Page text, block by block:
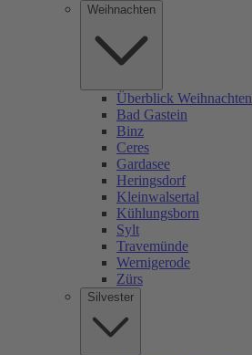
Weihnachten
Überblick Weihnachten
Bad Gastein
Binz
Ceres
Gardasee
Heringsdorf
Kleinwalsertal
Kühlungsborn
Sylt
Travemünde
Wernigerode
Zürs
Silvester